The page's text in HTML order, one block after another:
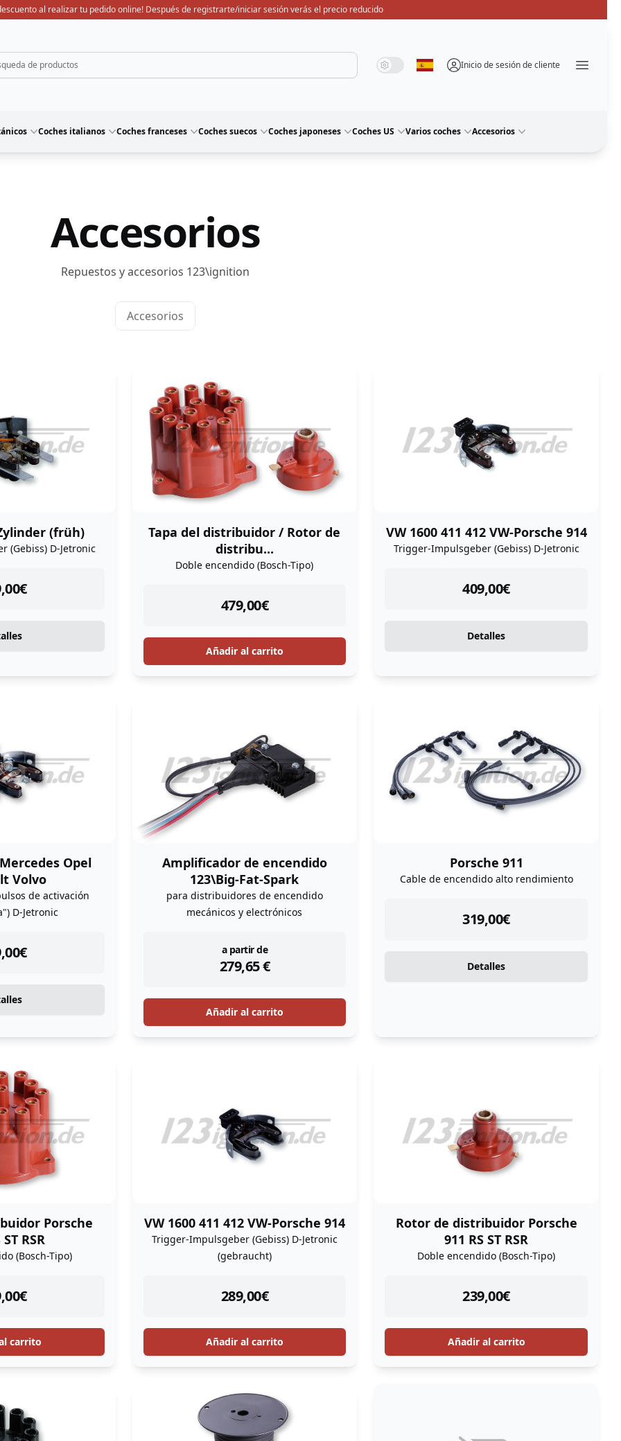
al realizar tu pedido online! Después de registrarte/iniciar sesión verás el precio reducido
Modo de sistema
Modo de luz
Modo oscuro
Seleccione idioma
Inicio de sesión de cliente Menü
Coches italianos Coches franceses Coches suecos Coches japoneses Coches US Varios coches Accesorios
Accesorios
Repuestos y accesorios 123\ignition
Accesorios
(früh)
(Gebiss) D-Jetronic
€
Tapa del distribuidor / Rotor de
distribu...
Doble encendido (Bosch-Tipo)
479,00€
instock
Añadir al carrito
VW 1600 411 412 VW-Porsche 914
Trigger-Impulsgeber (Gebiss) D-Jetronic
409,00€
instock
Detalles
Opel
Volvo
de activación
D-Jetronic
€
Amplificador de encendido
123\Big-Fat-Spark
para distribuidores de encendido
mecánicos y electrónicos
a partir de
279,65€
instock
Añadir al carrito
Porsche 911
Cable de encendido alto rendimiento
319,00€
instock
Detalles
Porsche
RSR
(Bosch-Tipo)
€
carrito
VW 1600 411 412 VW-Porsche 914
Trigger-Impulsgeber (Gebiss) D-Jetronic
(gebraucht)
289,00€
instock
Añadir al carrito
Rotor de distribuidor Porsche
911 RS ST RSR
Doble encendido (Bosch-Tipo)
239,00€
instock
Añadir al carrito